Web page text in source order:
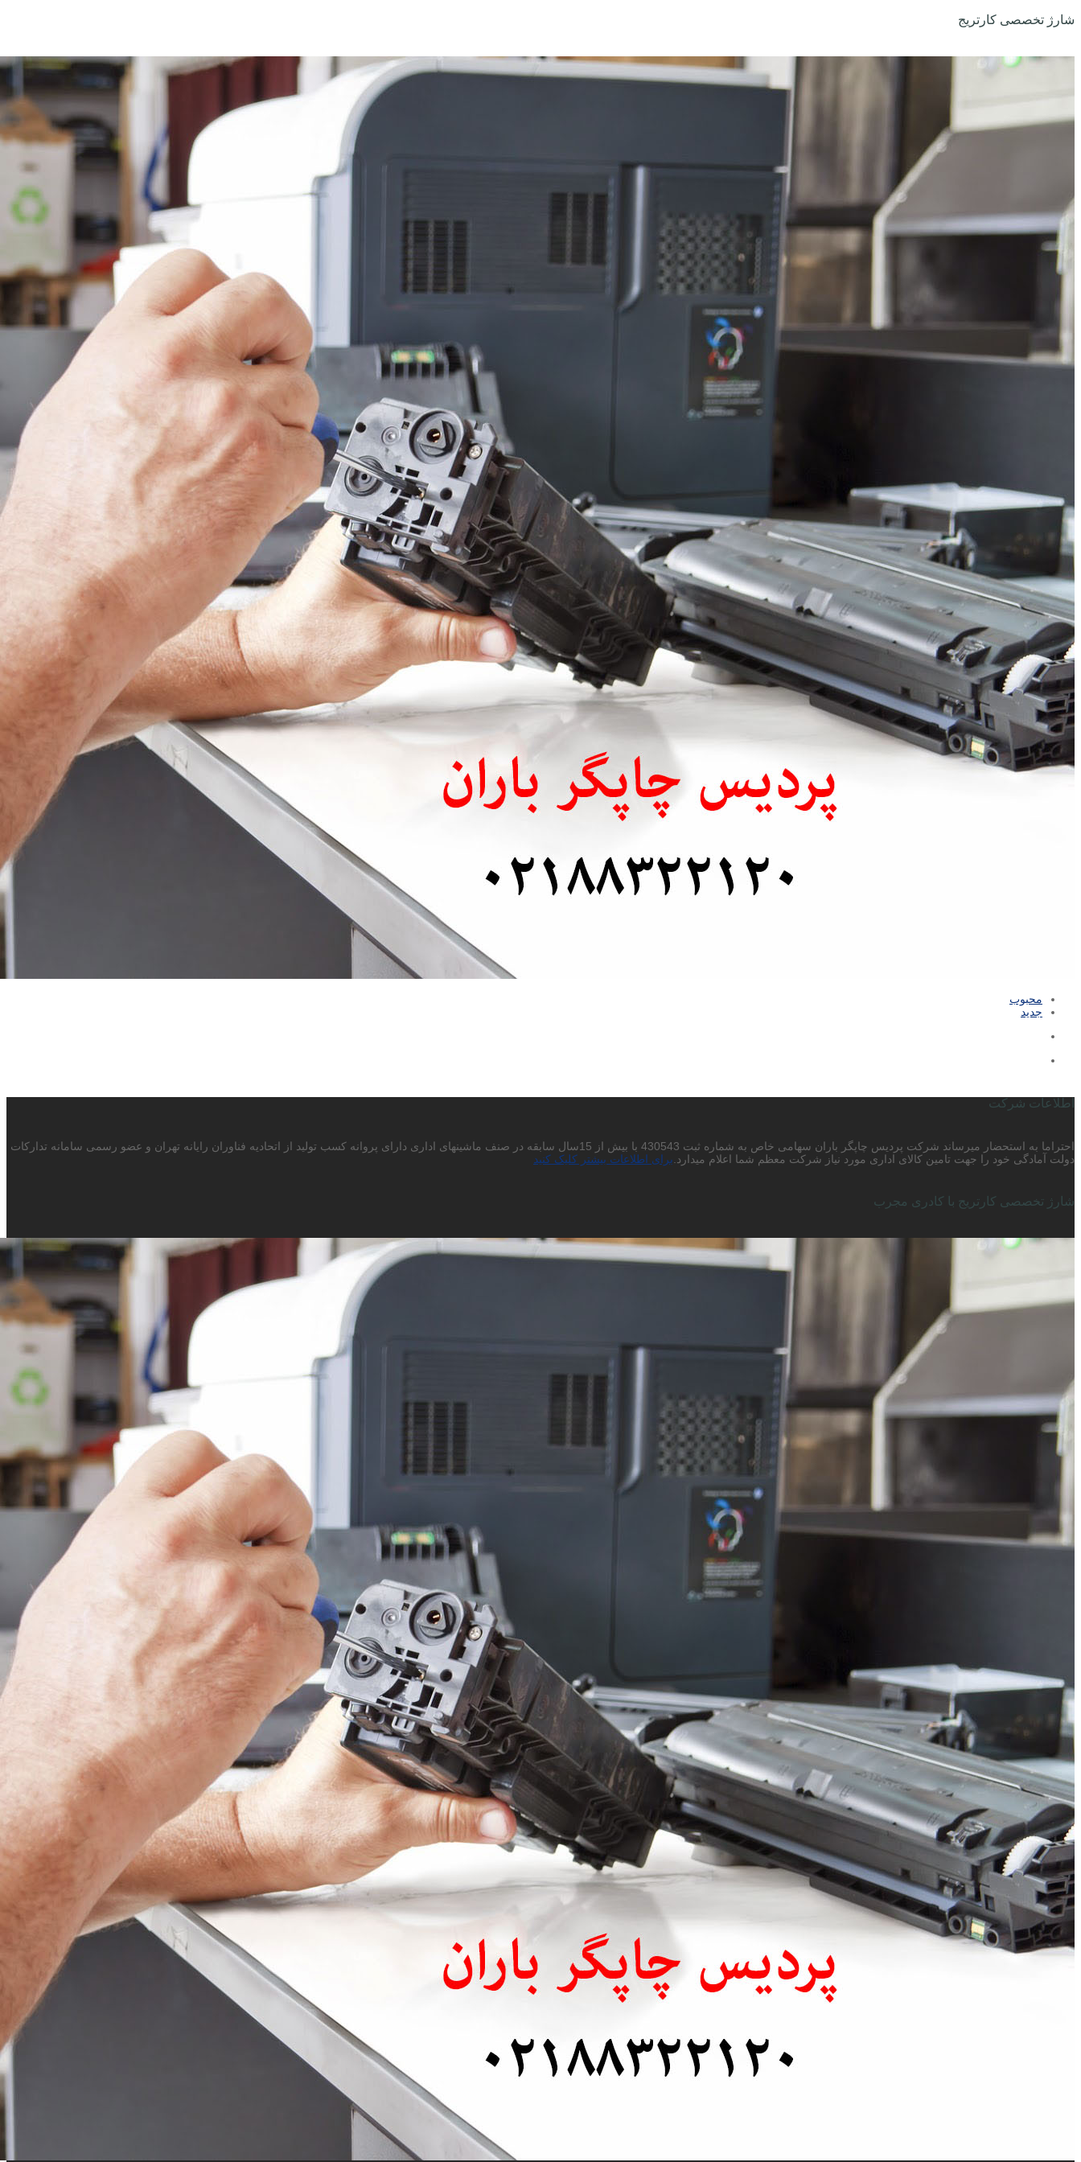
شارژ تخصصی کارتریج
محبوب
جدید
اطلاعات شرکت
احتراما به استحضار میرساند شرکت پردیس چاپگر باران سهامی خاص به شماره ثبت 430543 با بیش از 15سال سابقه در صنف ماشینهای اداری دارای پروانه کسب تولید از اتحادیه فناوران رایانه تهران و عضو رسمی سامانه تدارکات
دولت آمادگی خود را جهت تامین کالای اداری مورد نیاز شرکت معظم شما اعلام میدارد. برای اطلاعات بیشتر کلیک کنید
شارژ تخصصی کارتریج با کادری مجرب